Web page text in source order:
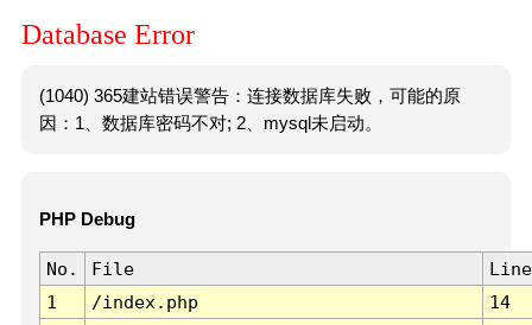
Database Error
(1040) 365建站错误警告：连接数据库失败，可能的原
因：1、数据库密码不对; 2、mysql未启动。
PHP Debug
No. File
Line
1
/index.php 14